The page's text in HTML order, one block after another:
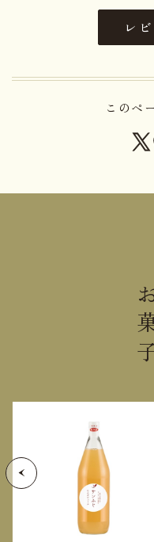
おんりーあん6個入
おんりーあん・栗き
れとろん・ゼリー詰
サトランジェ8個入、
レ
このペ
お